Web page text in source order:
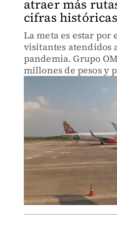
atraer más
cifras
La meta es estar por
visitantes atendidos
pandemia. Grupo
millones de pesos y